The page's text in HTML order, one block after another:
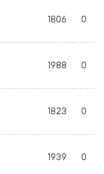
1806 0
1988 0
1823 0
1939 0